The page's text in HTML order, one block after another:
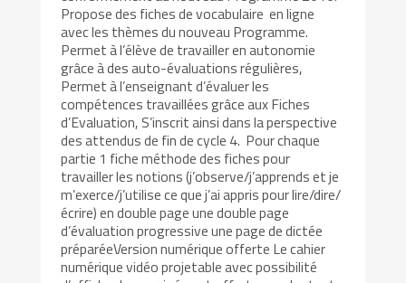
Propose des fiches de vocabulaire en ligne
avec les thèmes du nouveau Programme.
Permet à l’élève de travailler en autonomie
grâce à des auto-évaluations régulières,
Permet à l’enseignant d’évaluer les
compétences travaillées grâce aux Fiches
d’Evaluation, S’inscrit ainsi dans la perspective
des attendus de fin de cycle 4. Pour chaque
partie 1 fiche méthode des fiches pour
travailler les notions (j’observe/j’apprends et je
m’exerce/j’utilise ce que j’ai appris pour lire/dire/
écrire) en double page une double page
d’évaluation progressive une page de dictée
préparéeVersion numérique offerte Le cahier
numérique vidéo projetable avec possibilité